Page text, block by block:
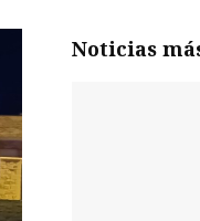
Noticias